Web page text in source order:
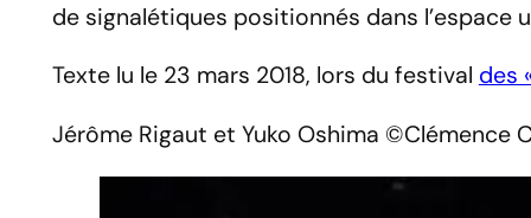
de signalétiques positionnés dans l’espace
Texte lu le 23 mars 2018, lors du festival des
Jérôme Rigaut et Yuko Oshima ©Clémence